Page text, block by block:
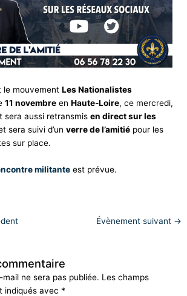
le mouvementLes Nationalistes
11 novembre enHaute-Loire, ce mercredi,
sera aussi retransmisen direct sur les
sera suivi d’unverre de l’amitié pour les
sur place.
militante est prévue.
Évènement suivant →
ne sera pas publiée. Les champs
indiqués avec *